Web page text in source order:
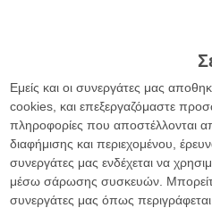
Εμείς και οι συνεργάτες μας
cookies, και επεξεργαζόμαστε
πληροφορίες που αποστέλλονται
διαφήμισης και περιεχομένου,
συνεργάτες μας ενδέχεται να
μέσω σάρωσης συσκευών. Μπορείτε
συνεργάτες μας όπως